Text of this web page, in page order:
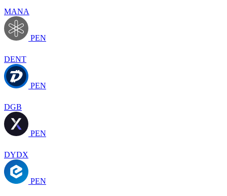
MANA
PEN
DENT
PEN
DGB
PEN
DYDX
PEN